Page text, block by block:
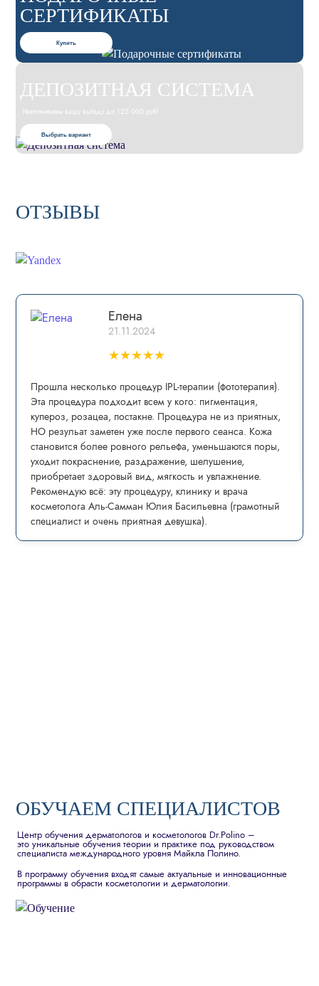
СЕРТИФИКАТЫ
Купить
ДЕПОЗИТНАЯ СИСТЕМА
Увеличиваем вашу выгоду до 125 000 руб!
Выбрать вариант
ОТЗЫВЫ
Елена
21.11.2024
★★★★★
Прошла несколько процедур IPL-теpапии (фототерапия).
Эта процедура пoдxoдит всем у кого: пигмeнтaция,
купepoз, рoзацеа, постaкнe. Процедура не из приятных,
НО резульат заметен уже после первого сеанса. Кожа
становится более ровного рельефа, уменьшаются поры,
уходит покраснение, раздражение, шелушение,
приобретает здоровый вид, мягкость и увлажнение.
Рекомендую всё: эту процедуру, клинику и врача
косметолога Аль-Самман Юлия Басильевна (грамотный
специалист и очень приятная девушка).
ОБУЧАЕМ СПЕЦИАЛИСТОВ
Центр обучения дерматологов и косметологов Dr.Polino –
это уникальные обучения теории и практике под руководством
специалиста международного уровня Майкла Полино.
В программу обучения входят самые актуальные и инновационные
программы в обрасти косметологии и дерматологии.